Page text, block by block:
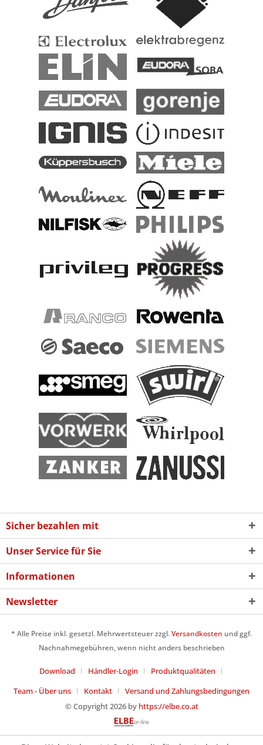
Sicher bezahlen mit
Unser Service für Sie
Informationen
Newsletter
* Alle Preise inkl. gesetzl. Mehrwertsteuer zzgl.Versandkosten und ggf.
Nachnahmegebühren, wenn nicht anders beschrieben
Download Händler-Login
Produktqualitäten
Team - Über uns
Kontakt
Versand und Zahlungsbedingungen
© Copyright 2026 by https://elbe.co.at